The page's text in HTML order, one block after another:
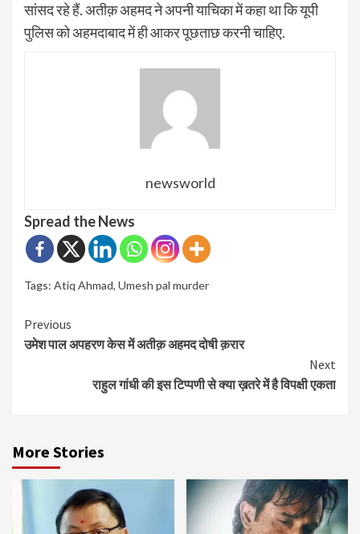
सांसद रहे हैं. अतीक़ अहमद ने अपनी याचिका में कहा था कि यूपी
पुलिस को अहमदाबाद में ही आकर पूछताछ करनी चाहिए.
newsworld
Spread the News
Tags: Atiq Ahmad, Umesh pal murder
Continue
Reading
Previous
उमेश पाल अपहरण केस में अतीक़ अहमद दोषी क़रार
Next
राहुल गांधी की इस टिप्पणी से क्या ख़तरे में है विपक्षी एकता
More Stories